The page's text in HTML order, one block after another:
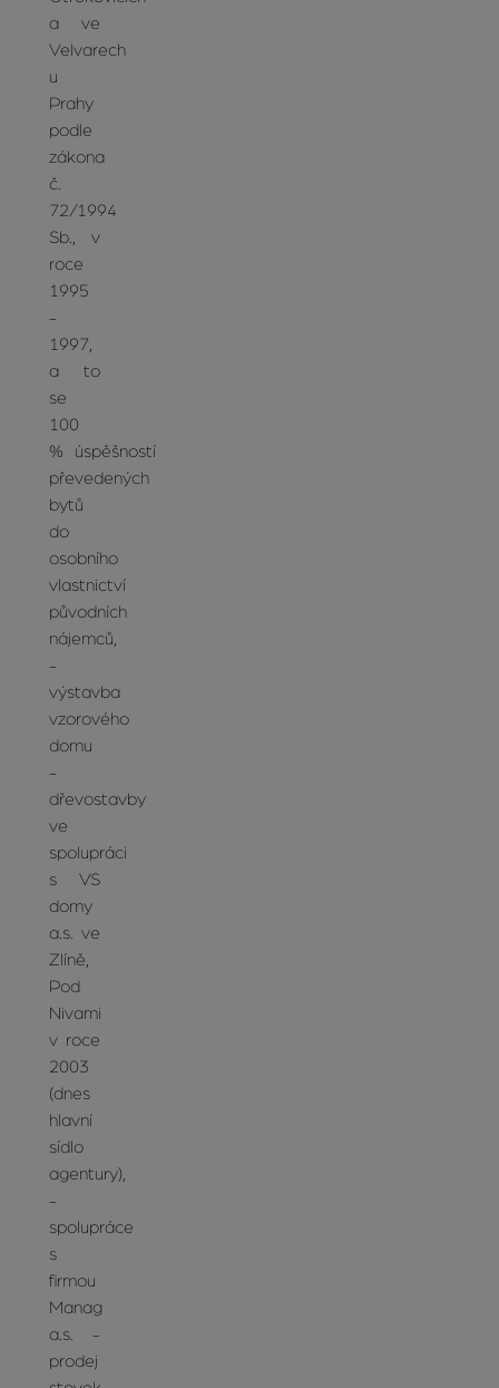
a ve
Velvarech
u
Prahy
podle
zákona
č.
72/1994
Sb., v
roce
1995
-
1997,
a to
se
100
% úspěšností
převedených
bytů
do
osobního
vlastnictví
původních
nájemců,
-
výstavba
vzorového
domu
-
dřevostavby
ve
spolupráci
s VS
domy
a.s. ve
Zlíně,
Pod
Nivami
v roce
2003
(dnes
hlavní
sídlo
agentury),
-
spolupráce
s
firmou
Manag
a.s. -
prodej